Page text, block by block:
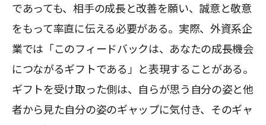
であっても、相手の成長と改善を願い、誠意と敬意
をもって率直に伝える必要がある。実際、外資系企
業では「このフィードバックは、あなたの成長機会
につながるギフトである」と表現することがある。
ギフトを受け取った側は、自らが思う自分の姿と他
者から見た自分の姿のギャップに気付き、そのギャ